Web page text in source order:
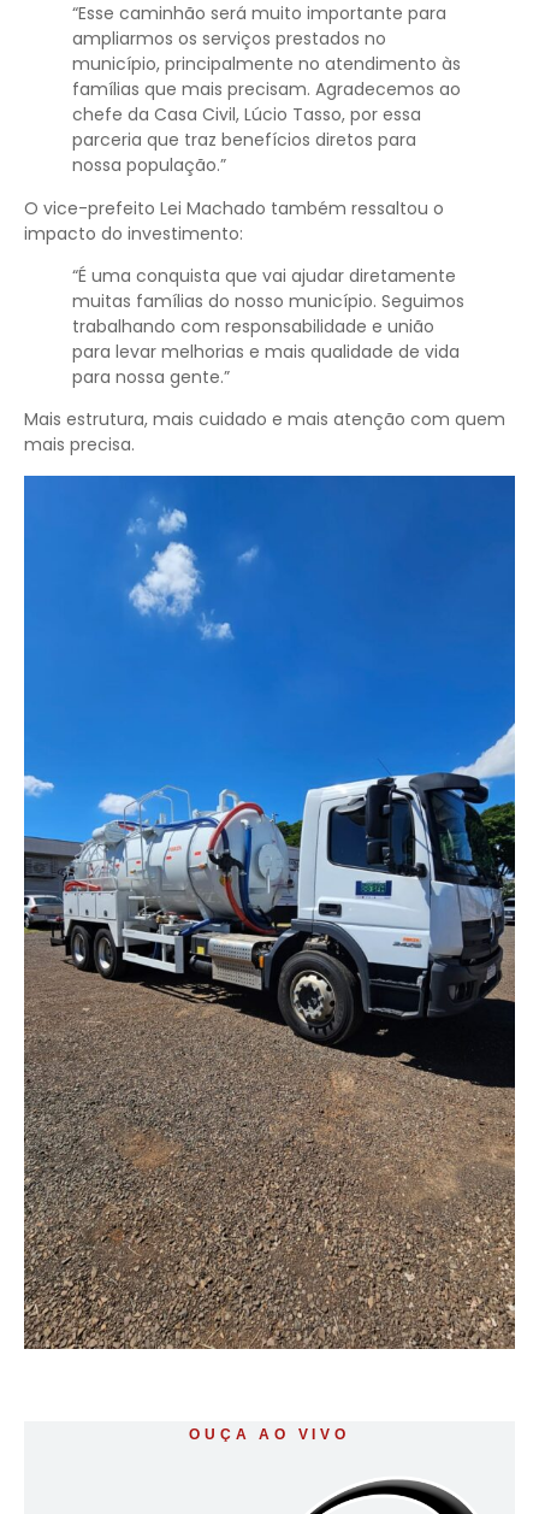
“Esse caminhão será muito importante para
ampliarmos os serviços prestados no
município, principalmente no atendimento às
famílias que mais precisam. Agradecemos ao
chefe da Casa Civil, Lúcio Tasso, por essa
parceria que traz benefícios diretos para
nossa população.”
O vice-prefeito Lei Machado também ressaltou o
impacto do investimento:
“É uma conquista que vai ajudar diretamente
muitas famílias do nosso município. Seguimos
trabalhando com responsabilidade e união
para levar melhorias e mais qualidade de vida
para nossa gente.”
Mais estrutura, mais cuidado e mais atenção com quem
mais precisa.
OUÇA AO VIVO